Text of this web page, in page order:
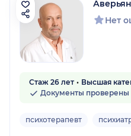
Нет
Стаж 26 лет
Высшая
Документы проверены
психотерапевт